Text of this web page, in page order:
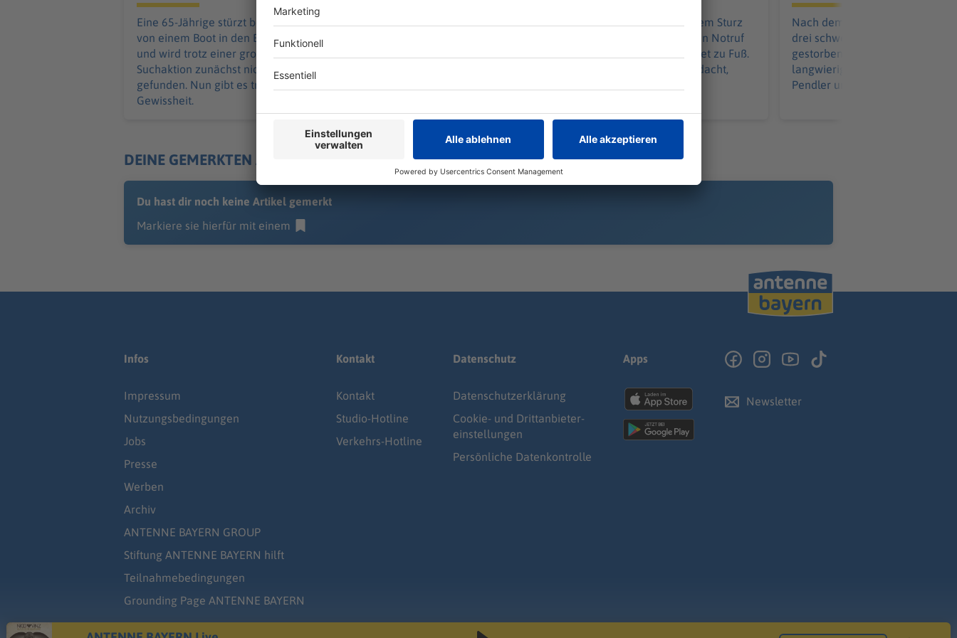
Eine 65-Jährige stürzt bei Unwetter
von einem Boot in den Bodensee
und wird trotz einer großen
Suchaktion zunächst nicht
gefunden. Nun gibt es traurige
Gewissheit.
Eine Zeugin setzt nach dem Sturz
eines Motorradfahrers den Notruf
ab. Doch der Mann flüchtet zu Fuß.
Die Polizei hat einen Verdacht,
Nach dem Unfall auf der A3
drei schwer verletzte Männer
gestorben. Die Bergung ist
langwierig. Das hat auch
Pendler und Bahnreisende.
DEINE GEMERKTEN ARTIKEL
Du hast dir noch keine Artikel gemerkt
Markiere sie hierfür mit einem
Infos
Impressum
Nutzungsbedingungen
Jobs
Presse
Werben
Archiv
ANTENNE BAYERN GROUP
Stiftung ANTENNE BAYERN hilft
Teilnahmebedingungen
Grounding Page ANTENNE BAYERN
Kontakt
Kontakt
Studio-Hotline
Verkehrs-Hotline
Datenschutz
Datenschutz­erklärung
Cookie- und Drittanbieter-
einstellungen
Persönliche Datenkontrolle
Apps
Newsletter